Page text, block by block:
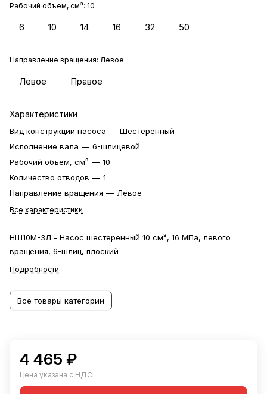
Рабочий объем, см³: 10
6 10 14 16 32 50
Направление вращения: Левое
Левое Правое
Характеристики
Вид конструкции насоса — Шестеренный
Исполнение вала — 6-шлицевой
Рабочий объем, см³ — 10
Количество отводов — 1
Направление вращения — Левое
Все характеристики
НШ10М-3Л - Насос шестеренный 10 см³, 16 МПа, левого
вращения, 6-шлиц, плоский
Подробности
Все товары категории
4 465 ₽
Цена указана с НДС